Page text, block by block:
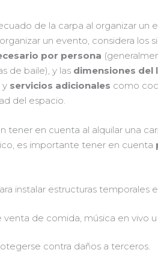
de la carpa al organizar un
un evento, considera los
por persona
de baile), y las dimensiones del
y servicios adicionales como
del espacio.
tener en cuenta al alquilar una
es importante tener en cuenta
instalar estructuras temporales
venta de comida, música en vivo
contra daños a terceros.